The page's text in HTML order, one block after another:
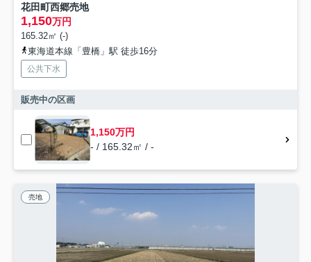
花田町西郷売地
1,150万円
165.32㎡ (-)
東海道本線「豊橋」駅 徒歩16分
公共下水
販売中の区画
1,150万円
- / 165.32㎡ / -
売地